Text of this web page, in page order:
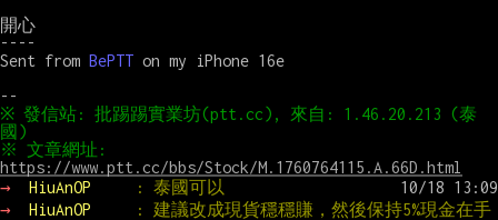
開心
----
Sent from BePTT on my iPhone 16e
※ 發信站: 批踢踢實業坊(ptt.cc), 來自: 1.46.20.213 (泰
https://www.ptt.cc/bbs/Stock/M.1760764115.A.66D.html
→
HiuAnOP
: 泰國可以
→
HiuAnOP
: 建議改成現貨穩穩賺，然後保持5%現金在手